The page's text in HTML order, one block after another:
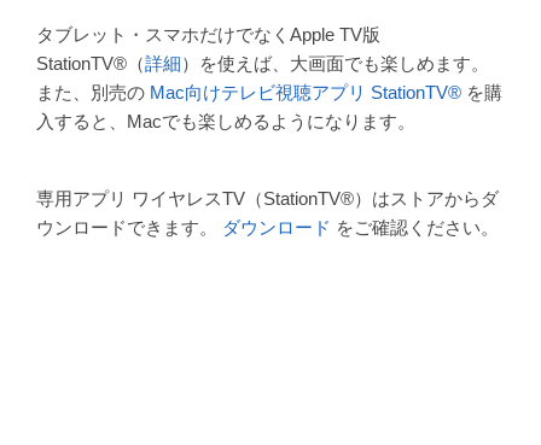
タブレット・スマホだけでなくApple TV版
StationTV®（詳細）を使えば、大画面でも楽しめます。
また、別売の Mac向けテレビ視聴アプリ StationTV® を購
入すると、Macでも楽しめるようになります。
専用アプリ ワイヤレスTV（StationTV®）はストアからダ
ウンロードできます。
ダウンロード をご確認ください。